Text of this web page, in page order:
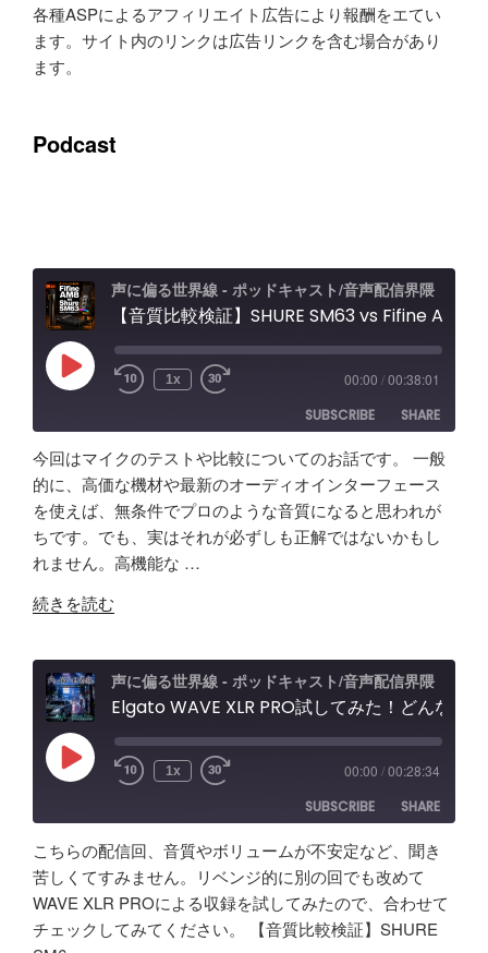
各種ASPによるアフィリエイト広告により報酬をエてい
ます。サイト内のリンクは広告リンクを含む場合があり
ます。
Podcast
声に偏る世界線 - ポッドキャスト/音声配信界隈
Play
Episode 1x 00:00 /00:38:01
SUBSCRIBE
SHARE
Amazon
Apple Podcasts
RSS
Spotify
RSS FEED
SHARE
LINK
EMBED
今回はマイクのテストや比較についてのお話です。 一般
的に、高価な機材や最新のオーディオインターフェース
を使えば、無条件でプロのような音質になると思われが
ちです。でも、実はそれが必ずしも正解ではないかもし
れません。高機能な …
"【音
較
検
証】
SHURE
SM63
AM8
Elgato
Wave
続きを読む
声に偏る世界線 - ポッドキャスト/音声配信界隈
Play
Episode 1x 00:00 /00:28:34
SUBSCRIBE
SHARE
Amazon
Apple Podcasts
RSS
Spotify
RSS FEED
SHARE
LINK
こちらの配信回、音質やボリュームが不安定など、聞き
苦しくてすみません。リベンジ的に別の回でも改めて
WAVE XLR PROによる収録を試してみたので、合わせて
チェックしてみてください。 【音質比較検証】SHURE